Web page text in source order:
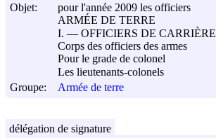
Objet:
pour l'année 2009 les officiers
ARMÉE DE TERRE
I. ― OFFICIERS DE CARRIÈRE
Corps des officiers des armes
Pour le grade de colonel
Les lieutenants-colonels
Groupe:
Armée de terre
délégation de signature